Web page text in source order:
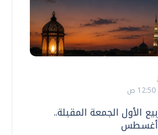
الأول الجمعة المقبلة..